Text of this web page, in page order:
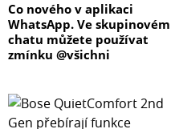
Co nového v aplikaci
WhatsApp. Ve skupinovém
chatu můžete používat
zmínku @všichni